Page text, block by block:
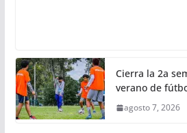
Cierra la 2a
verano de
agosto 7, 2026